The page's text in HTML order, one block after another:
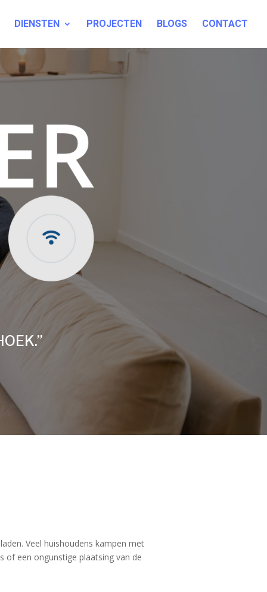
DIENSTEN PROJECTEN BLOGS CONTACT
Veel huishoudens kampen met
of een ongunstige plaatsing van de